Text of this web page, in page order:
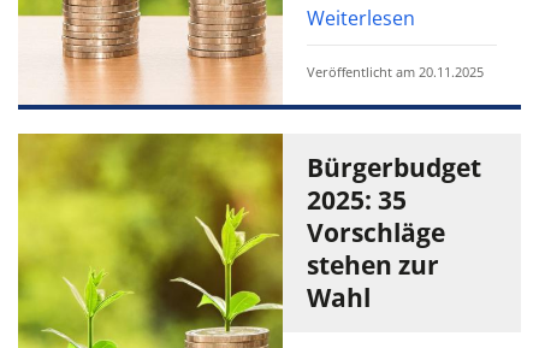
Weiterlesen
Veröffentlicht am 20.11.2025
Bürgerbudget
2025: 35
Vorschläge
stehen zur
Wahl